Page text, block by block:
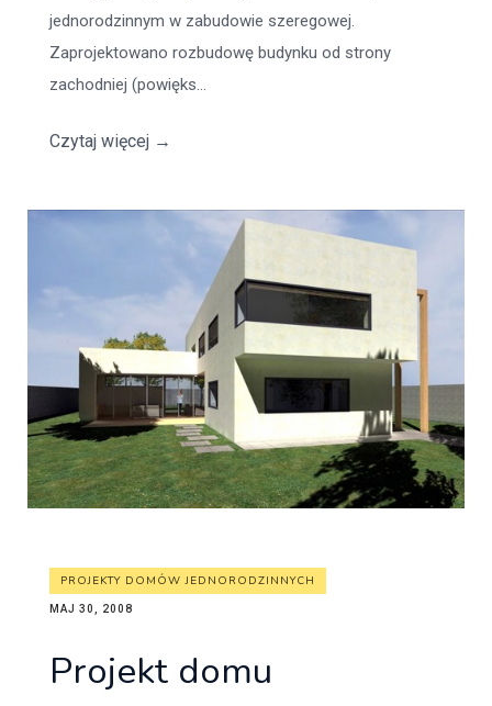
jednorodzinnym w zabudowie szeregowej.
Zaprojektowano rozbudowę budynku od strony
zachodniej (powięks...
Czytaj więcej →
PROJEKTY DOMÓW JEDNORODZINNYCH
MAJ 30, 2008
Projekt domu